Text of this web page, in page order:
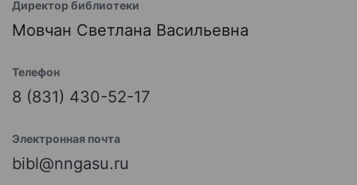
Директор библиотеки
Мовчан Светлана Васильевна
Телефон
8 (831) 430-52-17
Электронная почта
bibl@nngasu.ru